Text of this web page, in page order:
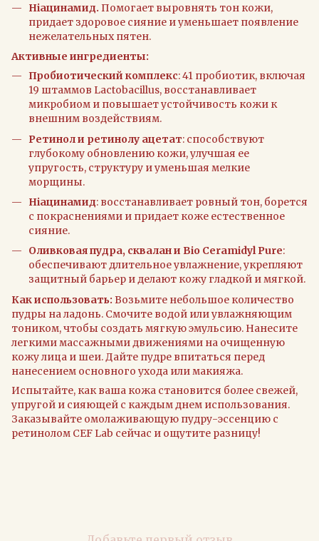
Ніацинамид. Помогает выровнять тон кожи,
придает здоровое сияние и уменьшает появление
нежелательных пятен.
Активные ингредиенты:
Пробиотический комплекс: 41 пробиотик, включая
19 штаммов Lactobacillus, восстанавливает
микробиом и повышает устойчивость кожи к
внешним воздействиям.
Ретинол и ретинолу ацетат: способствуют
глубокому обновлению кожи, улучшая ее
упругость, структуру и уменьшая мелкие
морщины.
Ніацинамид: восстанавливает ровный тон, борется
с покраснениями и придает коже естественное
сияние.
Оливковая пудра, сквалан и Bio Ceramidyl Pure:
обеспечивают длительное увлажнение, укрепляют
защитный барьер и делают кожу гладкой и мягкой.
Как использовать: Возьмите небольшое количество
пудры на ладонь. Смочите водой или увлажняющим
тоником, чтобы создать мягкую эмульсию. Нанесите
легкими массажными движениями на очищенную
кожу лица и шеи. Дайте пудре впитаться перед
нанесением основного ухода или макияжа.
Испытайте, как ваша кожа становится более свежей,
упругой и сияющей с каждым днем использования.
Заказывайте омолаживающую пудру-эссенцию с
ретинолом CEF Lab сейчас и ощутите разницу!